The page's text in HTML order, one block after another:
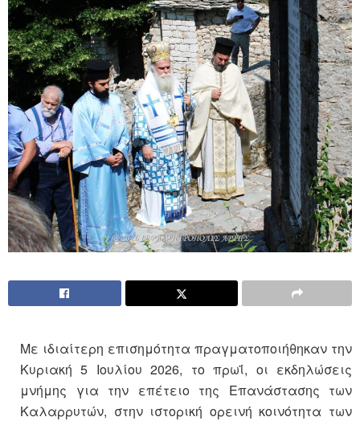
Με ιδιαίτερη επισημότητα πραγματοποιήθηκαν την
Κυριακή 5 Ιουλίου 2026, το πρωΐ, οι εκδηλώσεις
μνήμης για την επέτειο της Επανάστασης των
Καλαρρυτών, στην ιστορική ορεινή κοινότητα των